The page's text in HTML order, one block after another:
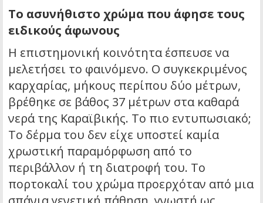
Το ασυνήθιστο χρώμα που άφησε τους
ειδικούς άφωνους
Η επιστημονική κοινότητα έσπευσε να
μελετήσει το φαινόμενο. Ο συγκεκριμένος
καρχαρίας, μήκους περίπου δύο μέτρων,
βρέθηκε σε βάθος 37 μέτρων στα καθαρά
νερά της Καραϊβικής. Το πιο εντυπωσιακό;
Το δέρμα του δεν είχε υποστεί καμία
χρωστική παραμόρφωση από το
περιβάλλον ή τη διατροφή του. Το
πορτοκαλί του χρώμα προερχόταν από μια